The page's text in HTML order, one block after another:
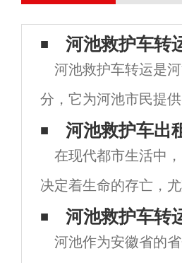
河池救护车转
河池救护车转运是
分，它为河池市民提
短的时间内到达医院
河池救护车转运的优
河池救护车出
在现代都市生活中
决定着生命的存亡，
速发展的城市里，拥
租服务显得尤为重要
河池救护车转
河池作为安徽省的